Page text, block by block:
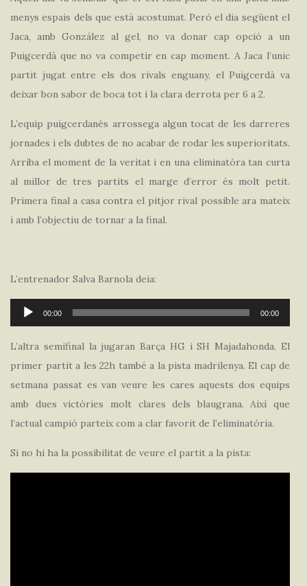
menys espais dels que està acostumat. Però el dia següent el
Jaca, amb González al gel, no va donar cap opció a un
Puigcerdà que no va competir en cap moment. A Jaca l’unic
partit jugat entre els dos rivals enguany, el Puigcerdà va
deixar bon sabor de boca tot i la clara derrota per 6 a 2.
L’equip puigcerdanès arrossega algun tocat de les darreres
jornades i els dubtes de no acabar de rodar les superioritats.
Arriba el moment de la veritat i en una eliminatòra tan curta
al millor de tres partits el marge d’error és molt petit.
Primera final a casa contra el pitjor rival possible ara mateix
i amb l’objectiu de tornar a la final.
L’entrenador Salva Barnola deia:
Reproductor
d'àudio
00:00 00:00
L’altra semifinal la jugaran Barça HG i SH Majadahonda. El
primer partit a les 22h també a la pista madrilenya. El cap de
setmana passat es van veure les cares aquests dos equips
amb dues victòries molt clares dels blaugrana. Així que
l’actual campió parteix com a clar favorit de l’eliminatòria.
Si no hi ha la possibilitat de veure el partit a la pista: